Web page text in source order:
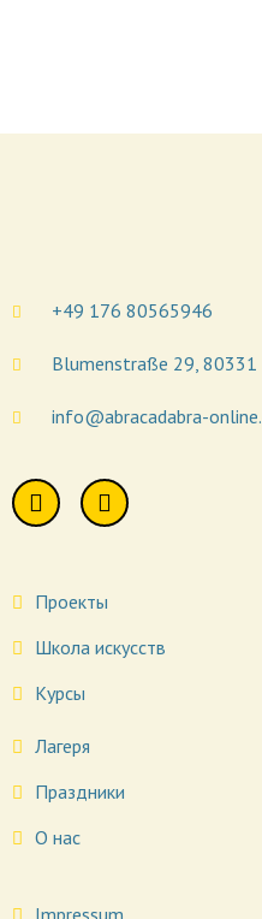
+49 176 80565946
Blumenstraße 29, 80331
info@abracadabra-
Проекты
Школа искусств
Курсы
Лагеря
Праздники
О нас
Impressum